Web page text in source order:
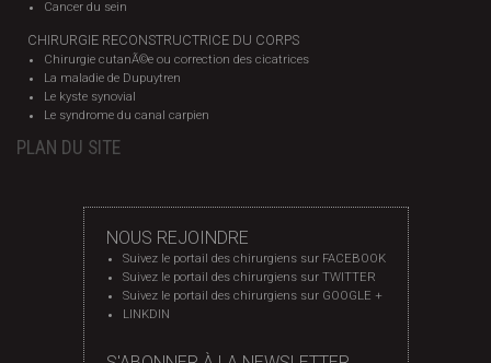
Cancer du sein
CHIRURGIE RECONSTRUCTRICE DU CORPS
Chirurgie cutanÃ©e ou correction des cicatrices
La maladie de Dupuytren
Le kyste synovial
Le syndrome du canal carpien
PLAN DU SITE
NOUS REJOINDRE
Suivez le portail des chirurgiens sur FACEBOOK
Suivez le portail des chirurgiens sur TWITTER
Suivez le portail des chirurgiens sur GOOGLE +
LINKDIN